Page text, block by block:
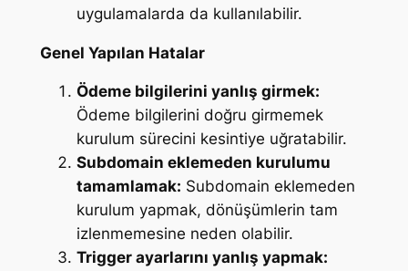
uygulamalarda da kullanılabilir.
Genel Yapılan Hatalar
Ödeme bilgilerini yanlış girmek:
Ödeme bilgilerini doğru girmemek
kurulum sürecini kesintiye uğratabilir.
Subdomain eklemeden kurulumu
tamamlamak: Subdomain eklemeden
kurulum yapmak, dönüşümlerin tam
izlenmemesine neden olabilir.
Trigger ayarlarını yanlış yapmak: